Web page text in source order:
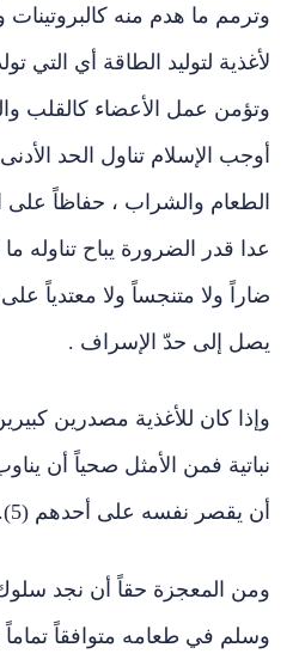
وترمم ما هدم منه كالبروتينات
لأغذية لتوليد الطاقة أي التي
وتؤمن عمل الأعضاء كالقلب
أوجب الإسلام تناول الحد
الطعام والشراب ، حفاظاً على
عدا قدر الضرورة يباح تناوله
ضاراً ولا متنجساً ولا معتدياً
يصل إلى حدّ الإسراف .
وإذا كان للأغذية مصدرين
نباتية فمن الأمثل صحياً أن
أن يقصر نفسه على أحدهم (5).
ومن المعجزة حقاً أن نجد
وسلم في طعامه متوافقاً